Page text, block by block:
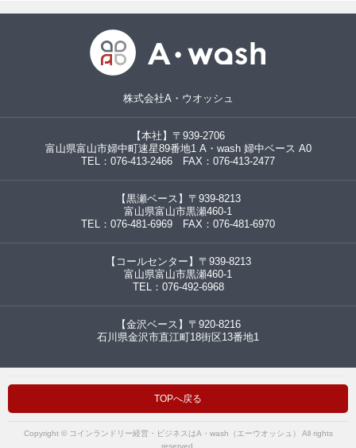
株式会社A・ウオッシュ
【本社】〒939-2706
富山県富山市婦中町速星89番地1 A・wash 婦中ベース A0
TEL：076-413-2466 FAX：076-413-2477
【黒瀬ベース】〒939-8213
富山県富山市黒瀬460-1
TEL：076-481-6969 FAX：076-481-6970
【コールセンター】〒939-8213
富山県富山市黒瀬460-1
TEL：076-492-6968
【金沢ベース】〒920-8216
石川県金沢市直江町18街区13番地1
TOPへ戻る
Copyright © コインランドリー経営・ビジネスはA・wash（エーウオッシュ） All rights
reserved.